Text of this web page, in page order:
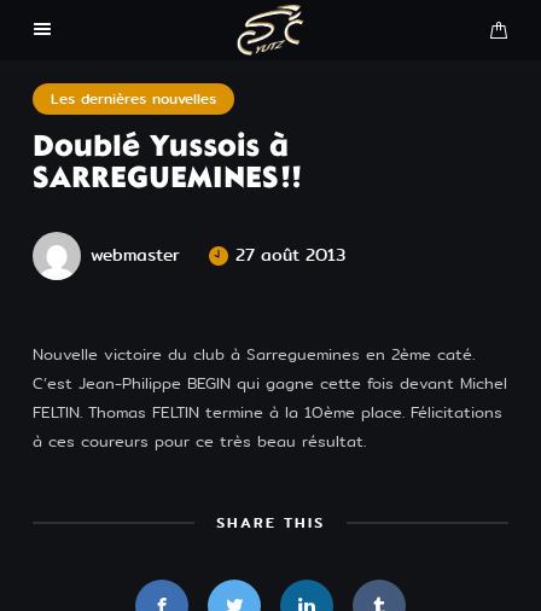
Les dernières nouvelles
Doublé Yussois à
SARREGUEMINES!!
webmaster 27 août 2013
Nouvelle victoire du club à Sarreguemines en 2ème caté.
C’est Jean-Philippe BEGIN qui gagne cette fois devant Michel
FELTIN. Thomas FELTIN termine à la 10ème place. Félicitations
à ces coureurs pour ce très beau résultat.
SHARE THIS
La Yeti 2026
La Mini Yeti 2026
La Judicium Gravel 2026
Equipements Adulte CSC
Equipements Enfant CSC
Engagements course
Partenaires